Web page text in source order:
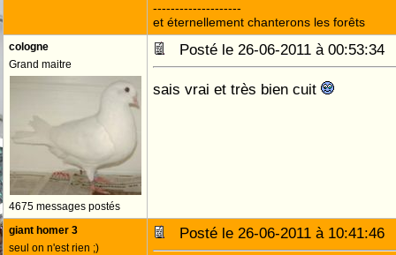
--------------------
et éternellement chanterons les forêts
cologne
Grand maitre
4675 messages postés
Posté le 26-06-2011 à
sais vrai et très bien cuit
giant homer 3
seul on n'est rien ;)
Posté le 26-06-2011 à